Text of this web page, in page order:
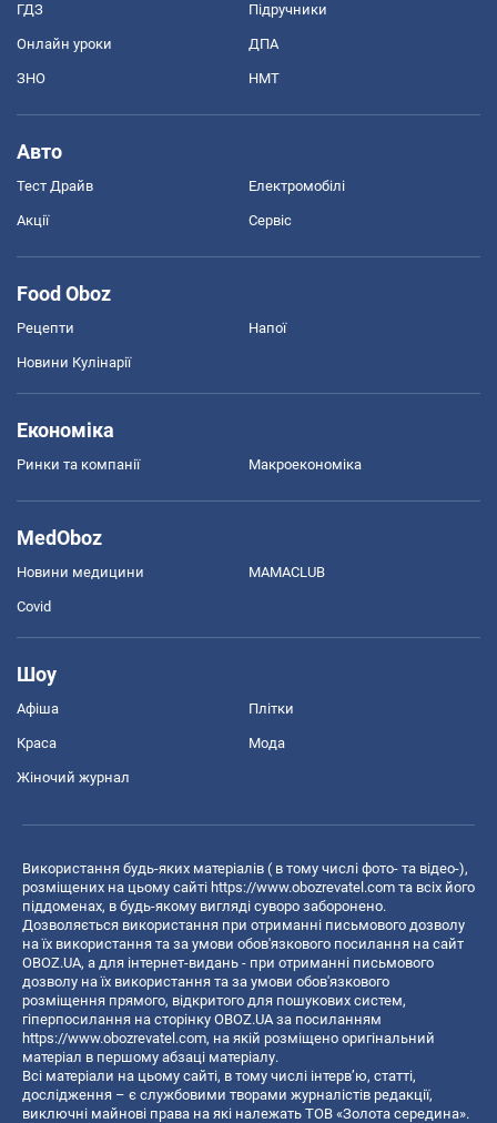
ГДЗ Підручники
Онлайн уроки ДПА
ЗНО НМТ
Авто
Тест Драйв Електромобілі
Акції Сервіс
Food Oboz
Рецепти Напої
Новини Кулінарії
Економіка
Ринки та компанії Макроекономіка
MedOboz
Новини медицини MAMACLUB
Covid
Шоу
Афіша Плітки
Краса Мода
Жіночий журнал
Використання будь-яких матеріалів ( в тому числі фото- та відео-),
розміщених на цьому сайті https://www.obozrevatel.com та всіх його
піддоменах, в будь-якому вигляді суворо заборонено.
Дозволяється використання при отриманні письмового дозволу
на їх використання та за умови обов'язкового посилання на сайт
OBOZ.UA, а для інтернет-видань - при отриманні письмового
дозволу на їх використання та за умови обов'язкового
розміщення прямого, відкритого для пошукових систем,
гіперпосилання на сторінку OBOZ.UA за посиланням
https://www.obozrevatel.com, на якій розміщено оригінальний
матеріал в першому абзаці матеріалу.
Всі матеріали на цьому сайті, в тому числі інтерв’ю, статті,
дослідження – є службовими творами журналістів редакції,
виключні майнові права на які належать ТОВ «Золота середина».